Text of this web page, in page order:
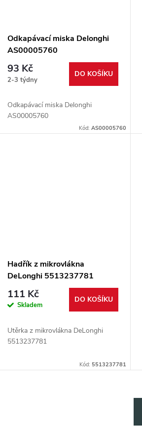
Odkapávací miska Delonghi
AS00005760
93 Kč
2-3 týdny
DO KOŠÍKU
Odkapávací miska Delonghi
AS00005760
Kód:AS00005760
Hadřík z mikrovlákna
DeLonghi 5513237781
111 Kč
Skladem
DO KOŠÍKU
Utěrka z mikrovlákna DeLonghi
5513237781
Kód: 5513237781